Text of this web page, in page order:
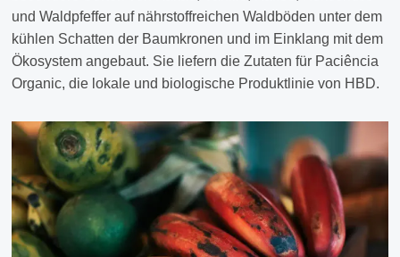
und Waldpfeffer auf nährstoffreichen Waldböden unter dem
kühlen Schatten der Baumkronen und im Einklang mit dem
Ökosystem angebaut. Sie liefern die Zutaten für Paciência
Organic, die lokale und biologische Produktlinie von HBD.